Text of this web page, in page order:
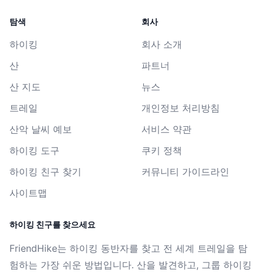
탐색
하이킹
산
산 지도
트레일
산악 날씨 예보
하이킹 도구
하이킹 친구 찾기
사이트맵
회사
회사 소개
파트너
뉴스
개인정보 처리방침
서비스 약관
쿠키 정책
커뮤니티 가이드라인
하이킹 친구를 찾으세요
FriendHike는 하이킹 동반자를 찾고 전 세계 트레일을 탐
험하는 가장 쉬운 방법입니다. 산을 발견하고, 그룹 하이킹